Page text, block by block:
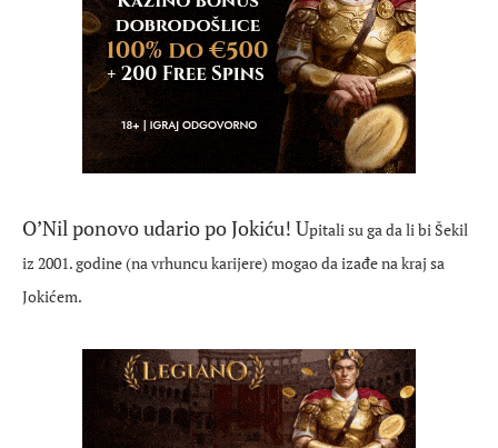
O’Nil ponovo udario po Jokiću! Upitali su ga da li bi Šekil
iz 2001. godine (na vrhuncu karijere) mogao da izađe na kraj sa
Jokićem.